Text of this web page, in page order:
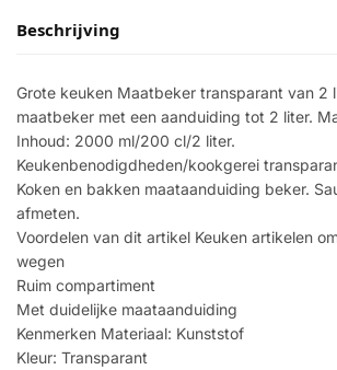
Beschrijving
Grote keuken Maatbeker transparant van 2
maatbeker met een aanduiding tot 2 liter.
Inhoud: 2000 ml/200 cl/2 liter.
Keukenbenodigdheden/kookgerei
Koken en bakken maataanduiding beker.
afmeten.
Voordelen van dit artikel Keuken artikelen
wegen
Ruim compartiment
Met duidelijke maataanduiding
Kenmerken Materiaal: Kunststof
Kleur: Transparant